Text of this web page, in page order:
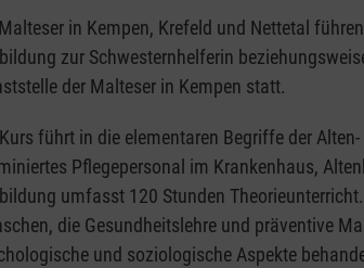
in Kempen, Krefeld und Nettetal
zur Schwesternhelferin
der Malteser in Kempen statt.
führt in die elementaren Begriffe der
Pflegepersonal im Krankenhaus,
umfasst 120 Stunden
die Gesundheitslehre und präventive
und soziologische Aspekte